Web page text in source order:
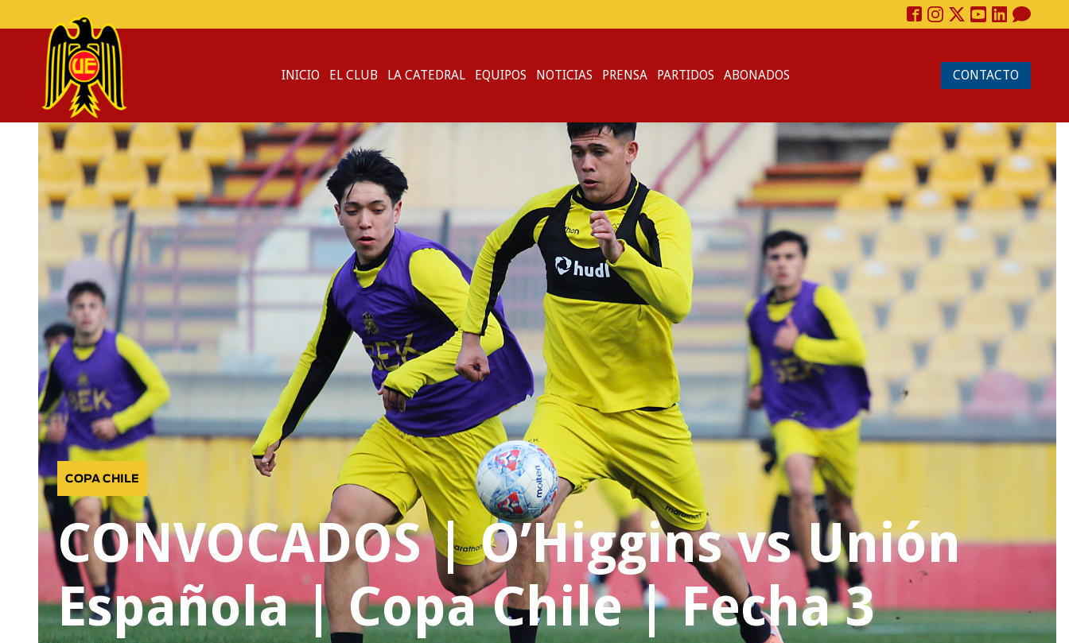
INICIO EL CLUB LA CATEDRAL EQUIPOS NOTICIAS PRENSA PARTIDOS ABONADOS CONTACTO
COPA CHILE
CONVOCADOS | O’Higgins vs Unión
Española | Copa Chile | Fecha 3